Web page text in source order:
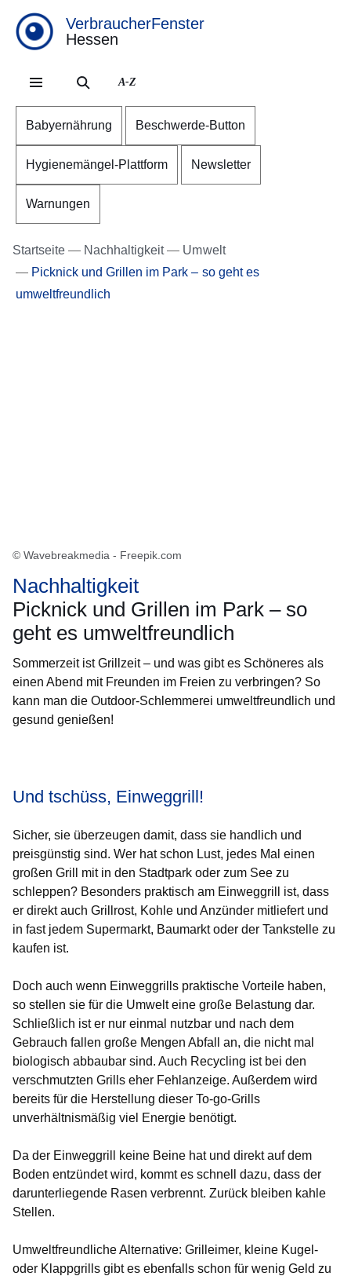
VerbraucherFenster
Hessen
A-Z
Babyernährung Beschwerde-Button
Hygienemängel-Plattform Newsletter
Warnungen
Startseite Nachhaltigkeit
Umwelt
Picknick und Grillen im Park – so geht es
umweltfreundlich
© Wavebreakmedia - Freepik.com
Nachhaltigkeit
Picknick und Grillen im Park – so
geht es umweltfreundlich
Sommerzeit ist Grillzeit – und was gibt es Schöneres als
einen Abend mit Freunden im Freien zu verbringen? So
kann man die Outdoor-Schlemmerei umweltfreundlich und
gesund genießen!
Und tschüss, Einweggrill!
Sicher, sie überzeugen damit, dass sie handlich und
preisgünstig sind. Wer hat schon Lust, jedes Mal einen
großen Grill mit in den Stadtpark oder zum See zu
schleppen? Besonders praktisch am Einweggrill ist, dass
er direkt auch Grillrost, Kohle und Anzünder mitliefert und
in fast jedem Supermarkt, Baumarkt oder der Tankstelle zu
kaufen ist.
Doch auch wenn Einweggrills praktische Vorteile haben,
so stellen sie für die Umwelt eine große Belastung dar.
Schließlich ist er nur einmal nutzbar und nach dem
Gebrauch fallen große Mengen Abfall an, die nicht mal
biologisch abbaubar sind. Auch Recycling ist bei den
verschmutzten Grills eher Fehlanzeige. Außerdem wird
bereits für die Herstellung dieser To-go-Grills
unverhältnismäßig viel Energie benötigt.
Da der Einweggrill keine Beine hat und direkt auf dem
Boden entzündet wird, kommt es schnell dazu, dass der
darunterliegende Rasen verbrennt. Zurück bleiben kahle
Stellen.
Umweltfreundliche Alternative: Grilleimer, kleine Kugel-
oder Klappgrills gibt es ebenfalls schon für wenig Geld zu